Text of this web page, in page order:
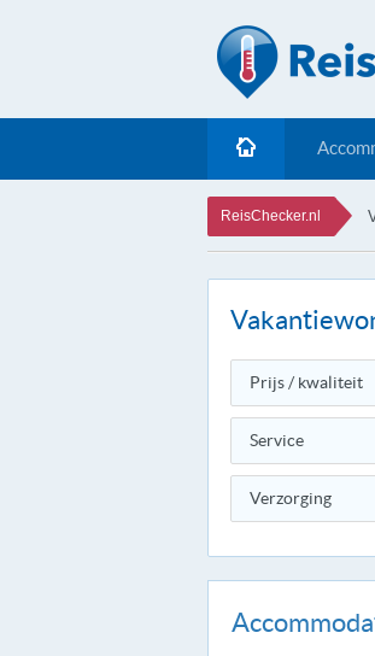
ReisChecker.nl
Prijs / kwaliteit
Service
Verzorging